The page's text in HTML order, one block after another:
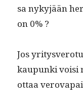
sa nykyjään
on 0% ?
Jos
kaupun­ki voisi
ottaa